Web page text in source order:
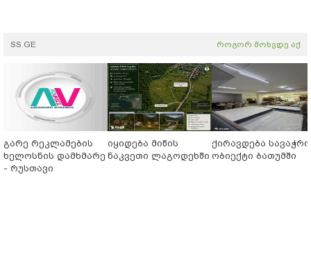
SS.GE როგორ მოხვდე აქ
გარე რეკლამების
ხელოსნის დამხმარე
- რუსთავი
იყიდება მიწის
ნაკვეთი ლაგოდეხში
ქირავდება სავაჭრო
ობიექტი ბათუმში